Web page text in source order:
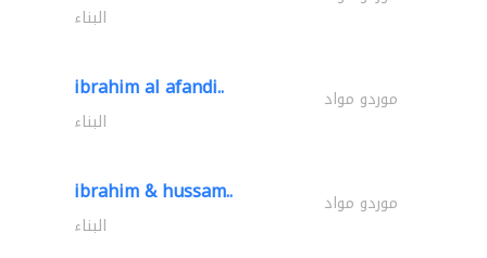
البناء
ibrahim al afandi.. موردو مواد
البناء
ibrahim & hussam.. موردو مواد
البناء